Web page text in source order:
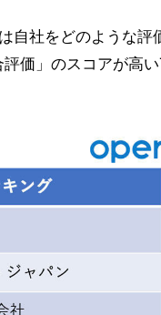
自社をどのような評
価」のスコアが高